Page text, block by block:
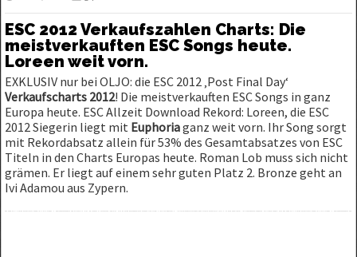
ESC 2012 Verkaufszahlen Charts: Die
meistverkauften ESC Songs heute.
Loreen weit vorn.
EXKLUSIV nur bei OLJO: die ESC 2012 ‚Post Final Day‘
Verkaufscharts 2012! Die meistverkauften ESC Songs in ganz
Europa heute. ESC Allzeit Download Rekord: Loreen, die ESC
2012 Siegerin liegt mit Euphoriaganz weit vorn. Ihr Song sorgt
mit Rekordabsatz allein für 53% des Gesamtabsatzes von ESC
Titeln in den Charts Europas heute. Roman Lob muss sich nicht
grämen. Er liegt auf einem sehr guten Platz 2. Bronze geht an
Ivi Adamou aus Zypern.